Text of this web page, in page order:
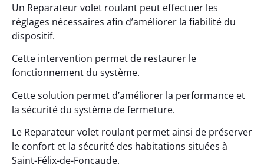
Un Reparateur volet roulant peut effectuer les
réglages nécessaires afin d’améliorer la fiabilité du
dispositif.
Cette intervention permet de restaurer le
fonctionnement du système.
Cette solution permet d’améliorer la performance et
la sécurité du système de fermeture.
Le Reparateur volet roulant permet ainsi de préserver
le confort et la sécurité des habitations situées à
Saint-Félix-de-Foncaude.